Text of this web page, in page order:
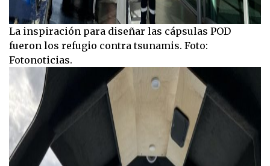
La inspiración para diseñar las cápsulas POD
fueron los refugio contra tsunamis. Foto:
Fotonoticias.